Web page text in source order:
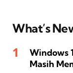
What’s
Windows
Masih